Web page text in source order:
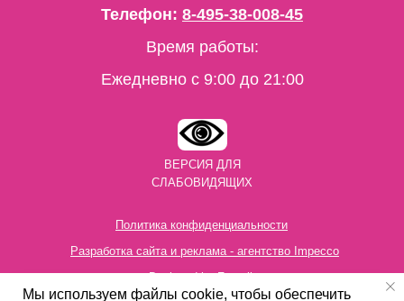
Время работы:
Ежедневно c 9:00 до 21:00
Телефон: 8-495-38-008-45
Разработка сайта и реклама - агентство Impecco
ВЕРСИЯ ДЛЯ
СЛАБОВИДЯЩИХ
Политика конфиденциальности
Designed by Freepik
Мы используем файлы cookie, чтобы обеспечить